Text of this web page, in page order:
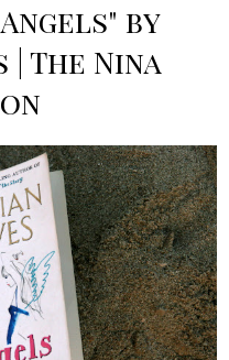
by
| The Nina